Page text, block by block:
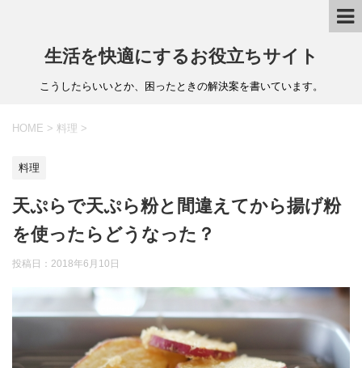
生活を快適にするお役立ちサイト
こうしたらいいとか、困ったときの解決案を書いています。
HOME > 料理 >
料理
天ぷらで天ぷら粉と間違えてから揚げ粉
を使ったらどうなった？
投稿日： 2018年6月10日